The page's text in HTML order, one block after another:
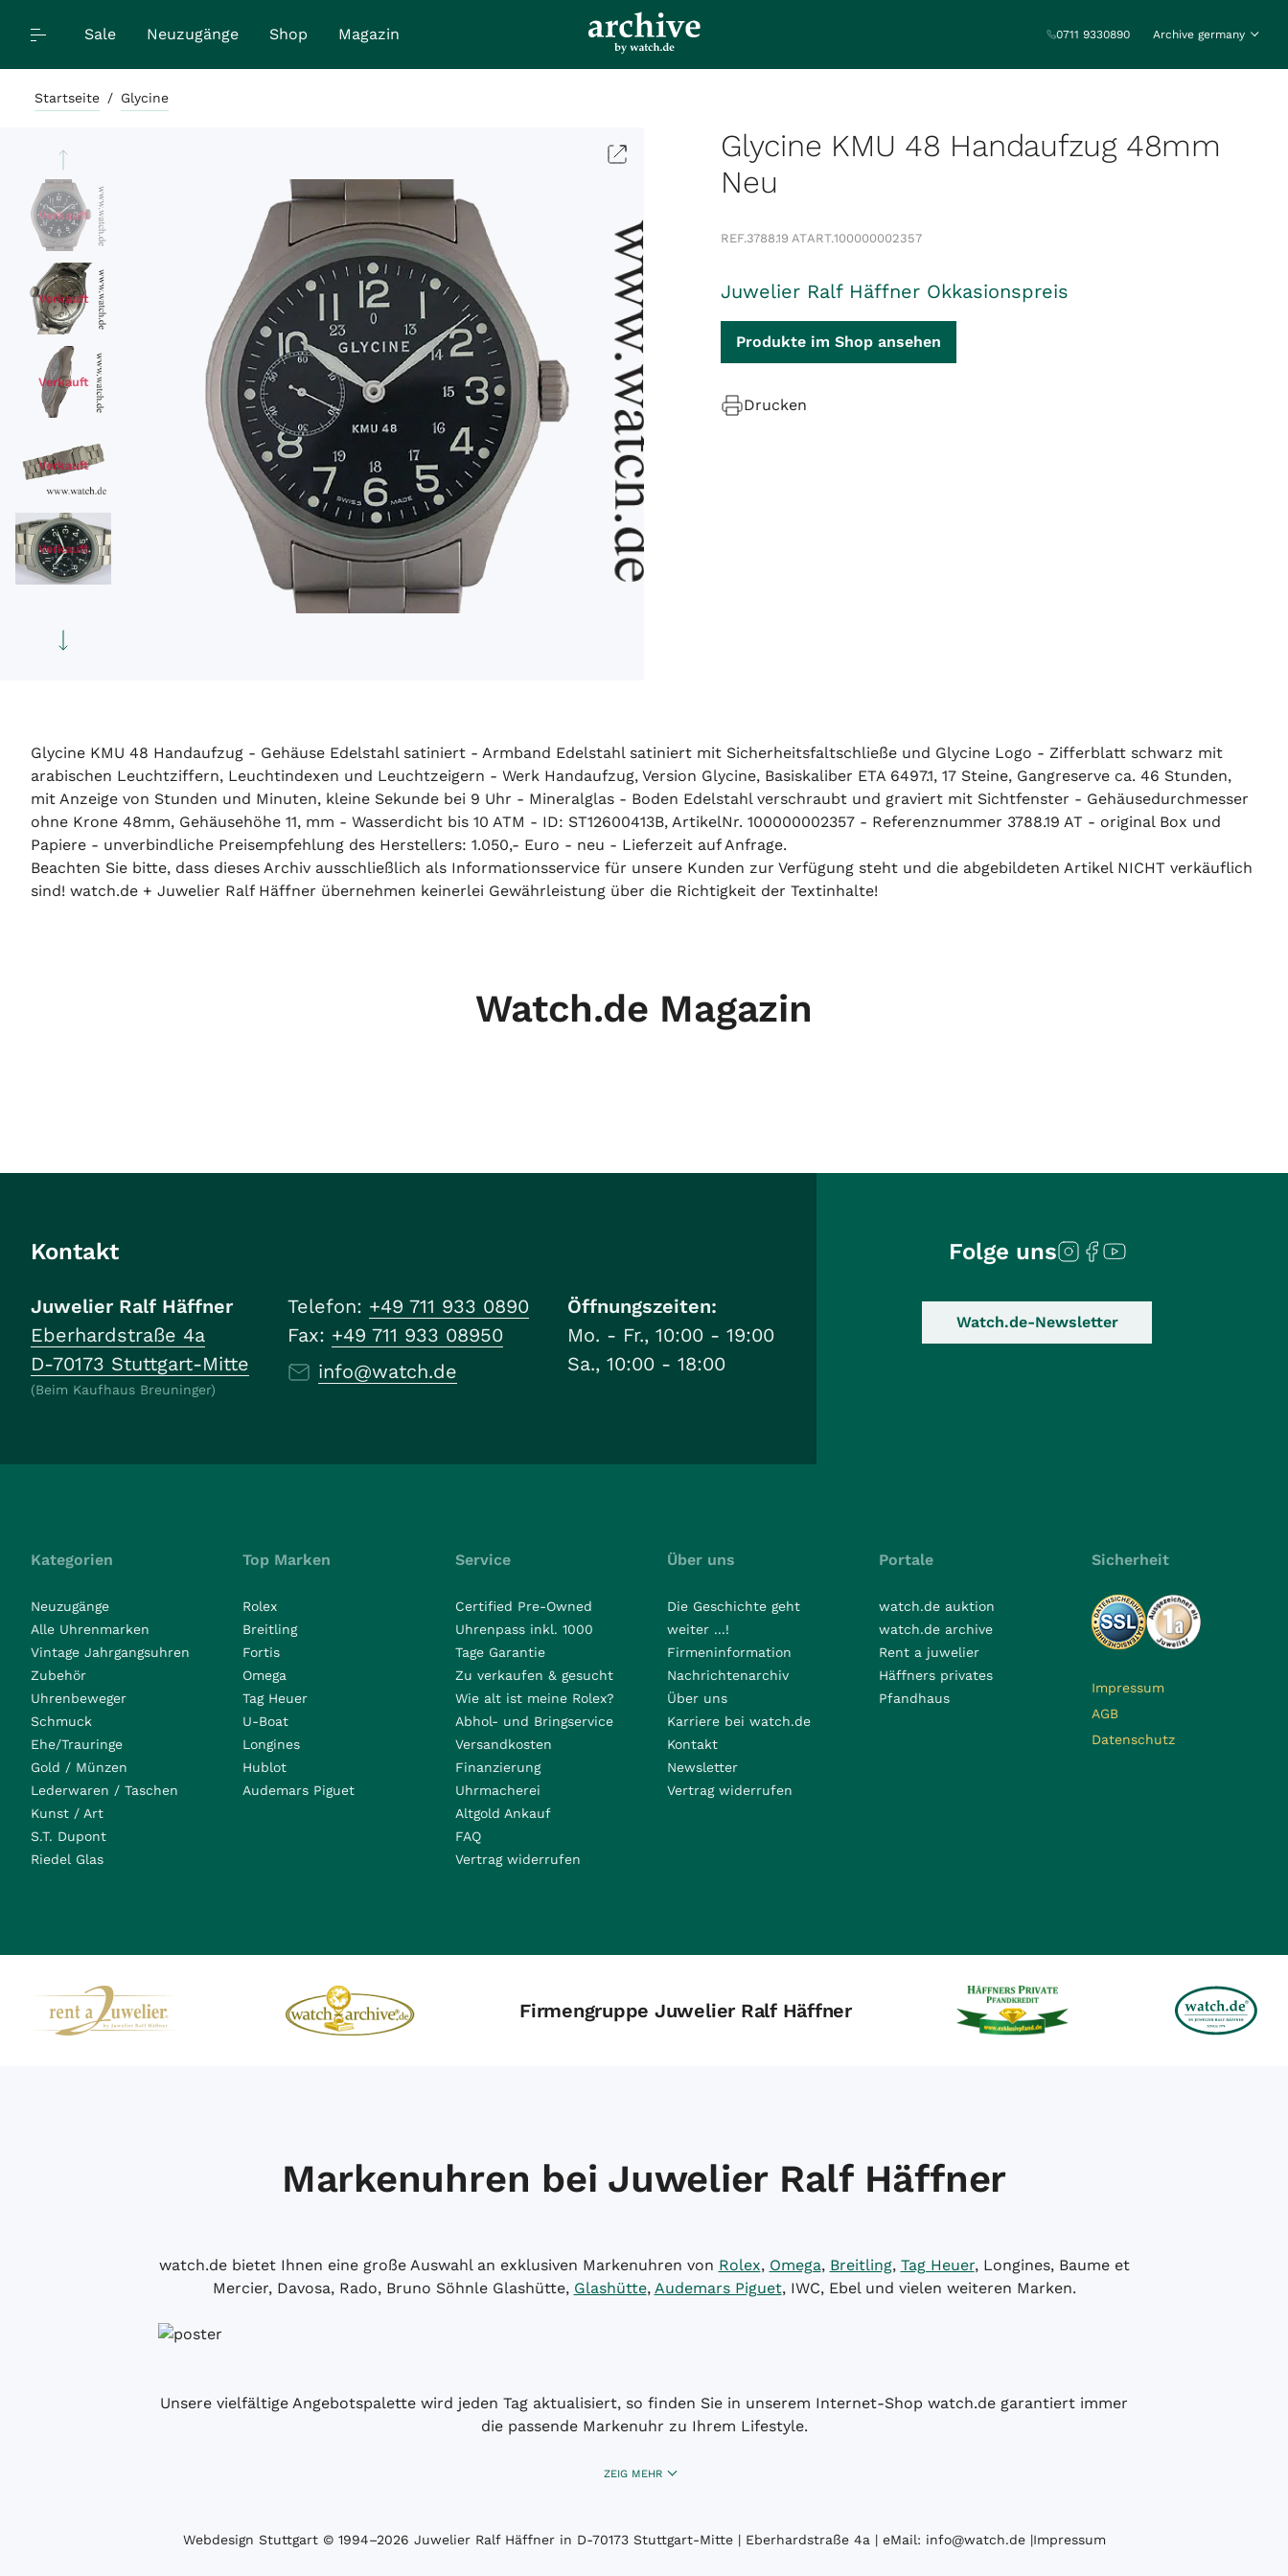
Sale Neuzugänge Shop Magazin 0711 9330890 Archive germany
Startseite / Glycine
Glycine KMU 48 Handaufzug 48mm
Neu
Verkauft
Verkauft
Verkauft
Verkauft
Verkauft
REF.3788.19 ATART.100000002357
Juwelier Ralf Häffner Okkasionspreis
Produkte im Shop ansehen
Drucken
Glycine KMU 48 Handaufzug - Gehäuse Edelstahl satiniert - Armband Edelstahl satiniert mit Sicherheitsfaltschließe und Glycine Logo - Zifferblatt schwarz mit
arabischen Leuchtziffern, Leuchtindexen und Leuchtzeigern - Werk Handaufzug, Version Glycine, Basiskaliber ETA 6497.1, 17 Steine, Gangreserve ca. 46 Stunden,
mit Anzeige von Stunden und Minuten, kleine Sekunde bei 9 Uhr - Mineralglas - Boden Edelstahl verschraubt und graviert mit Sichtfenster - Gehäusedurchmesser
ohne Krone 48mm, Gehäusehöhe 11, mm - Wasserdicht bis 10 ATM - ID: ST12600413B, ArtikelNr. 100000002357 - Referenznummer 3788.19 AT - original Box und
Papiere - unverbindliche Preisempfehlung des Herstellers: 1.050,- Euro - neu - Lieferzeit auf Anfrage.
Beachten Sie bitte, dass dieses Archiv ausschließlich als Informationsservice für unsere Kunden zur Verfügung steht und die abgebildeten Artikel NICHT verkäuflich
sind! watch.de + Juwelier Ralf Häffner übernehmen keinerlei Gewährleistung über die Richtigkeit der Textinhalte!
Watch.de Magazin
Kontakt
Juwelier Ralf Häffner
Eberhardstraße 4a
D-70173 Stuttgart-Mitte
(Beim Kaufhaus Breuninger)
Telefon: +49 711 933 0890
Fax: +49 711 933 08950
info@watch.de
Öffnungszeiten:
Mo. - Fr., 10:00 - 19:00
Sa., 10:00 - 18:00
Folge uns
Watch.de-Newsletter
Kategorien
Neuzugänge
Alle Uhrenmarken
Vintage Jahrgangsuhren
Zubehör
Uhrenbeweger
Schmuck
Ehe/Trauringe
Gold / Münzen
Lederwaren / Taschen
Kunst / Art
S.T. Dupont
Riedel Glas
Top Marken
Rolex
Breitling
Fortis
Omega
Tag Heuer
U-Boat
Longines
Hublot
Audemars Piguet
Service
Certified Pre-Owned
Uhrenpass inkl. 1000
Tage Garantie
Zu verkaufen & gesucht
Wie alt ist meine Rolex?
Abhol- und Bringservice
Versandkosten
Finanzierung
Uhrmacherei
Altgold Ankauf
FAQ
Vertrag widerrufen
Über uns
Die Geschichte geht
weiter ...!
Firmeninformation
Nachrichtenarchiv
Über uns
Karriere bei watch.de
Kontakt
Newsletter
Vertrag widerrufen
Portale
watch.de auktion
watch.de archive
Rent a juwelier
Häffners privates
Pfandhaus
Sicherheit
Impressum
AGB
Datenschutz
Firmengruppe Juwelier Ralf Häffner
Markenuhren bei Juwelier Ralf Häffner
watch.de bietet Ihnen eine große Auswahl an exklusiven Markenuhren von Rolex, Omega, Breitling, Tag Heuer, Longines, Baume et
Mercier, Davosa, Rado, Bruno Söhnle Glashütte, Glashütte, Audemars Piguet, IWC, Ebel und vielen weiteren Marken.
Unsere vielfältige Angebotspalette wird jeden Tag aktualisiert, so finden Sie in unserem Internet-Shop watch.de garantiert immer
die passende Markenuhr zu Ihrem Lifestyle.
ZEIG MEHR
Webdesign Stuttgart© 1994­–2026 Juwelier Ralf Häffner in D-70173 Stuttgart-Mitte | Eberhardstraße 4a | eMail: info@watch.de|Impressum